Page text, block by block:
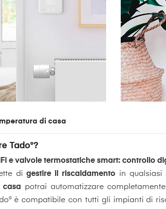
di casa
Tado°?
e valvole termostatiche smart: controllo
di gestire il riscaldamento in qualsiasi
casa potrai automatizzare
è compatibile con tutti gli impianti di